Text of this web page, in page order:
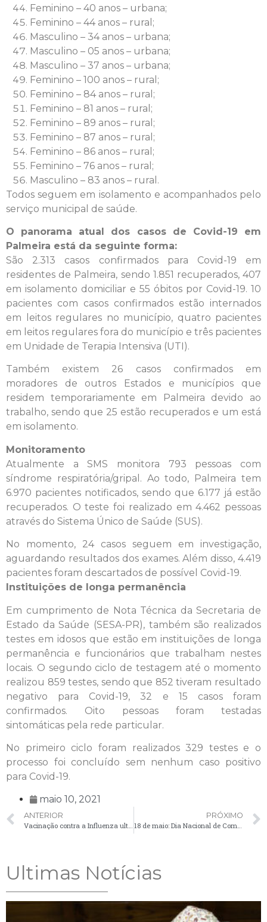
Feminino – 40 anos – urbana;
Feminino – 44 anos – rural;
Masculino – 34 anos – urbana;
Masculino – 05 anos – urbana;
Masculino – 37 anos – urbana;
Feminino – 100 anos – rural;
Feminino – 84 anos – rural;
Feminino – 81 anos – rural;
Feminino – 89 anos – rural;
Feminino – 87 anos – rural;
Feminino – 86 anos – rural;
Feminino – 76 anos – rural;
Masculino – 83 anos – rural.
Todos seguem em isolamento e acompanhados pelo
serviço municipal de saúde.
O panorama atual dos casos de Covid-19 em
Palmeira está da seguinte forma:
São 2.313 casos confirmados para Covid-19 em
residentes de Palmeira, sendo 1.851 recuperados, 407
em isolamento domiciliar e 55 óbitos por Covid-19. 10
pacientes com casos confirmados estão internados
em leitos regulares no município, quatro pacientes
em leitos regulares fora do município e três pacientes
em Unidade de Terapia Intensiva (UTI).
Também existem 26 casos confirmados em
moradores de outros Estados e municípios que
residem temporariamente em Palmeira devido ao
trabalho, sendo que 25 estão recuperados e um está
em isolamento.
Monitoramento
Atualmente a SMS monitora 793 pessoas com
síndrome respiratória/gripal. Ao todo, Palmeira tem
6.970 pacientes notificados, sendo que 6.177 já estão
recuperados. O teste foi realizado em 4.462 pessoas
através do Sistema Único de Saúde (SUS).
No momento, 24 casos seguem em investigação,
aguardando resultados dos exames. Além disso, 4.419
pacientes foram descartados de possível Covid-19.
Instituições de longa permanência
Em cumprimento de Nota Técnica da Secretaria de
Estado da Saúde (SESA-PR), também são realizados
testes em idosos que estão em instituições de longa
permanência e funcionários que trabalham nestes
locais. O segundo ciclo de testagem até o momento
realizou 859 testes, sendo que 852 tiveram resultado
negativo para Covid-19, 32 e 15 casos foram
confirmados. Oito pessoas foram testadas
sintomáticas pela rede particular.
No primeiro ciclo foram realizados 329 testes e o
processo foi concluído sem nenhum caso positivo
para Covid-19.
maio 10, 2021
ANTERIOR
Vacinação contra a Influenza ultrapassa duas mil doses aplicadas em Palmeira
PRÓXIMO
18 de maio: Dia Nacional de Combate ao Abuso e à Exploração Sexual de Crianças e Adolescentes
Ultimas Notícias